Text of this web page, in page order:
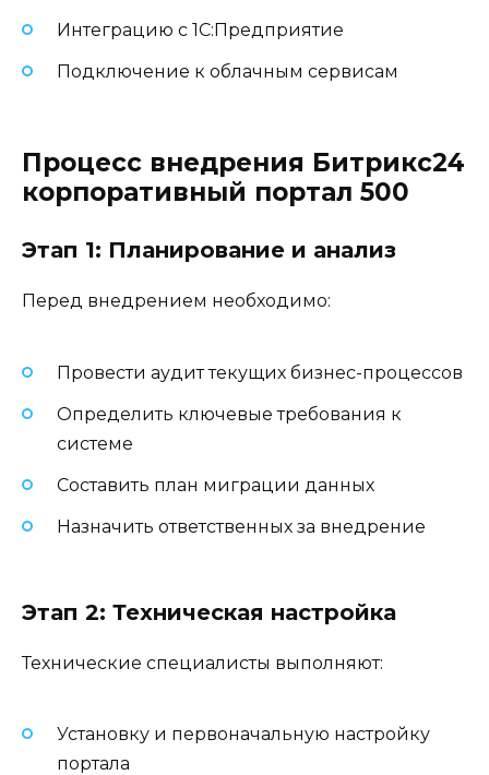
Интеграцию с 1С:Предприятие
Подключение к облачным сервисам
Процесс внедрения Битрикс24
корпоративный портал 500
Этап 1: Планирование и анализ
Перед внедрением необходимо:
Провести аудит текущих бизнес-процессов
Определить ключевые требования к
системе
Составить план миграции данных
Назначить ответственных за внедрение
Этап 2: Техническая настройка
Технические специалисты выполняют:
Установку и первоначальную настройку
портала